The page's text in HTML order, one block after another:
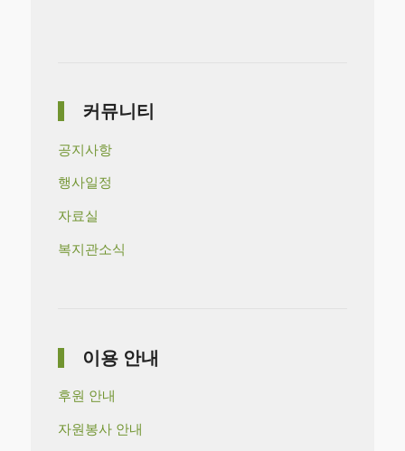
커뮤니티
공지사항
행사일정
자료실
복지관소식
이용 안내
후원 안내
자원봉사 안내